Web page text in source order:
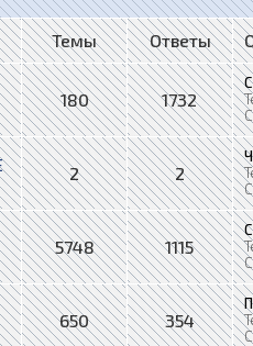
Темы Ответы
180 1732
2 2
5748 1115
650 354